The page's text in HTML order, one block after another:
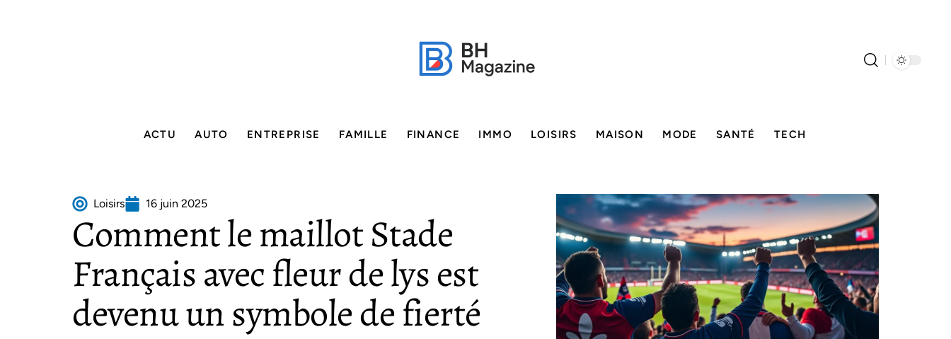
ACTU AUTO ENTREPRISE FAMILLE FINANCE IMMO LOISIRS MAISON MODE SANTÉ TECH
Loisirs 16 juin 2025
Comment le maillot Stade
Français avec fleur de lys est
devenu un symbole de fierté